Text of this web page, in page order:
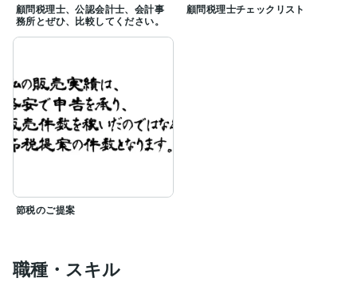
顧問税理士、公認会計士、会計事
務所とぜひ、比較してください。
顧問税理士チェックリスト
節税のご提案
職種・スキル